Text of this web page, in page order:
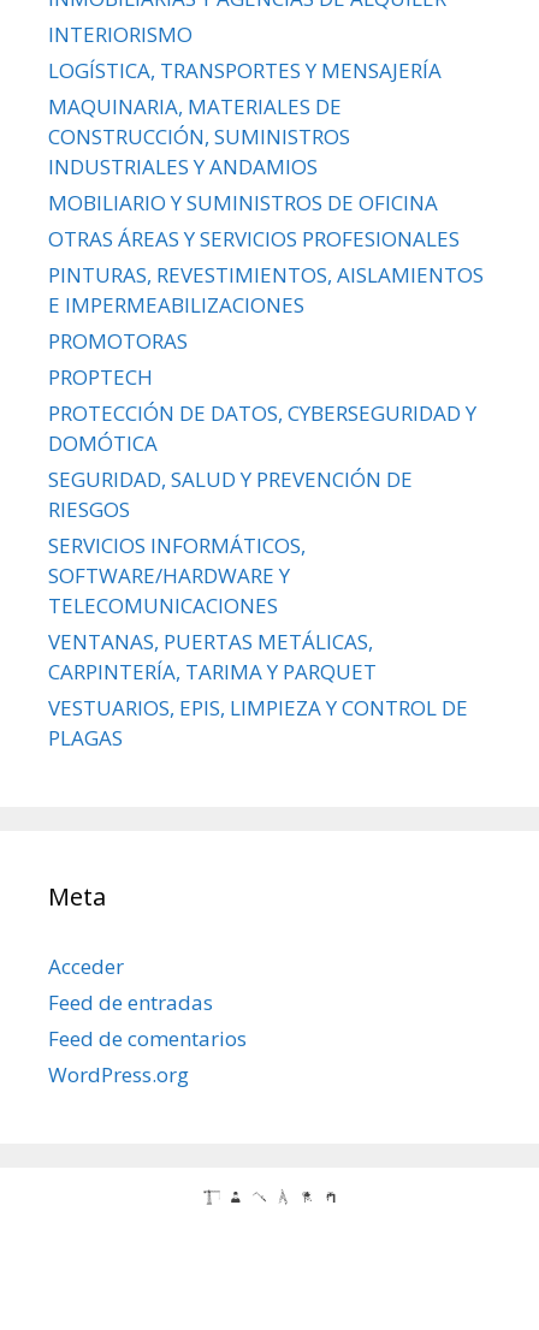
INTERIORISMO
LOGÍSTICA, TRANSPORTES Y MENSAJERÍA
MAQUINARIA, MATERIALES DE
CONSTRUCCIÓN, SUMINISTROS
INDUSTRIALES Y ANDAMIOS
MOBILIARIO Y SUMINISTROS DE OFICINA
OTRAS ÁREAS Y SERVICIOS PROFESIONALES
PINTURAS, REVESTIMIENTOS, AISLAMIENTOS
E IMPERMEABILIZACIONES
PROMOTORAS
PROPTECH
PROTECCIÓN DE DATOS, CYBERSEGURIDAD Y
DOMÓTICA
SEGURIDAD, SALUD Y PREVENCIÓN DE
RIESGOS
SERVICIOS INFORMÁTICOS,
SOFTWARE/HARDWARE Y
TELECOMUNICACIONES
VENTANAS, PUERTAS METÁLICAS,
CARPINTERÍA, TARIMA Y PARQUET
VESTUARIOS, EPIS, LIMPIEZA Y CONTROL DE
PLAGAS
Meta
Acceder
Feed de entradas
Feed de comentarios
WordPress.org